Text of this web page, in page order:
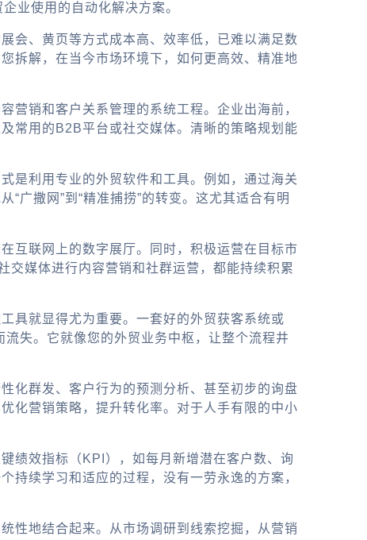
业使用的自动化解决方案。
会、黄页等方式成本高、效率低，已难以满足数
拆解，在当今市场环境下，如何更高效、精准地
营销和客户关系管理的系统工程。企业出海前，
常用的B2B平台或社交媒体。清晰的策略规划能
是利用专业的外贸软件和工具。例如，通过海关
广撒网”到“精准捕捞”的转变。这尤其适合有明
互联网上的数字展厅。同时，积极运营在目标市
媒体进行内容营销和社群运营，都能持续积累
具就显得尤为重要。一套好的外贸获客系统或
失。它就像您的外贸业务中枢，让整个流程井
化群发、客户行为的预测分析、甚至初步的询盘
化营销策略，提升转化率。对于人手有限的中小
绩效指标（KPI），如每月新增潜在客户数、询
持续学习和适应的过程，没有一劳永逸的方案，
性地结合起来。从市场调研到线索挖掘，从营销